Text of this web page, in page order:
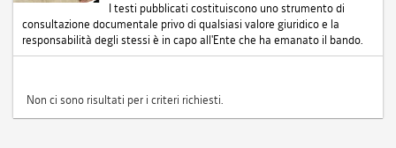
I testi pubblicati costituiscono uno strumento di
consultazione documentale privo di qualsiasi valore giuridico e la
responsabilità degli stessi è in capo all'Ente che ha emanato il bando.
Non ci sono risultati per i criteri richiesti.